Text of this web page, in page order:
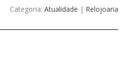
Categoria: Atualidade | Relojoaria